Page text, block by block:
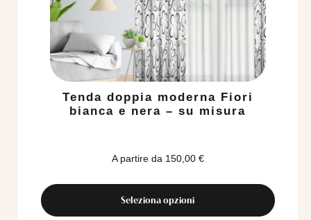
Tenda doppia moderna Fiori
bianca e nera – su misura
A partire da 150,00 €
Seleziona opzioni